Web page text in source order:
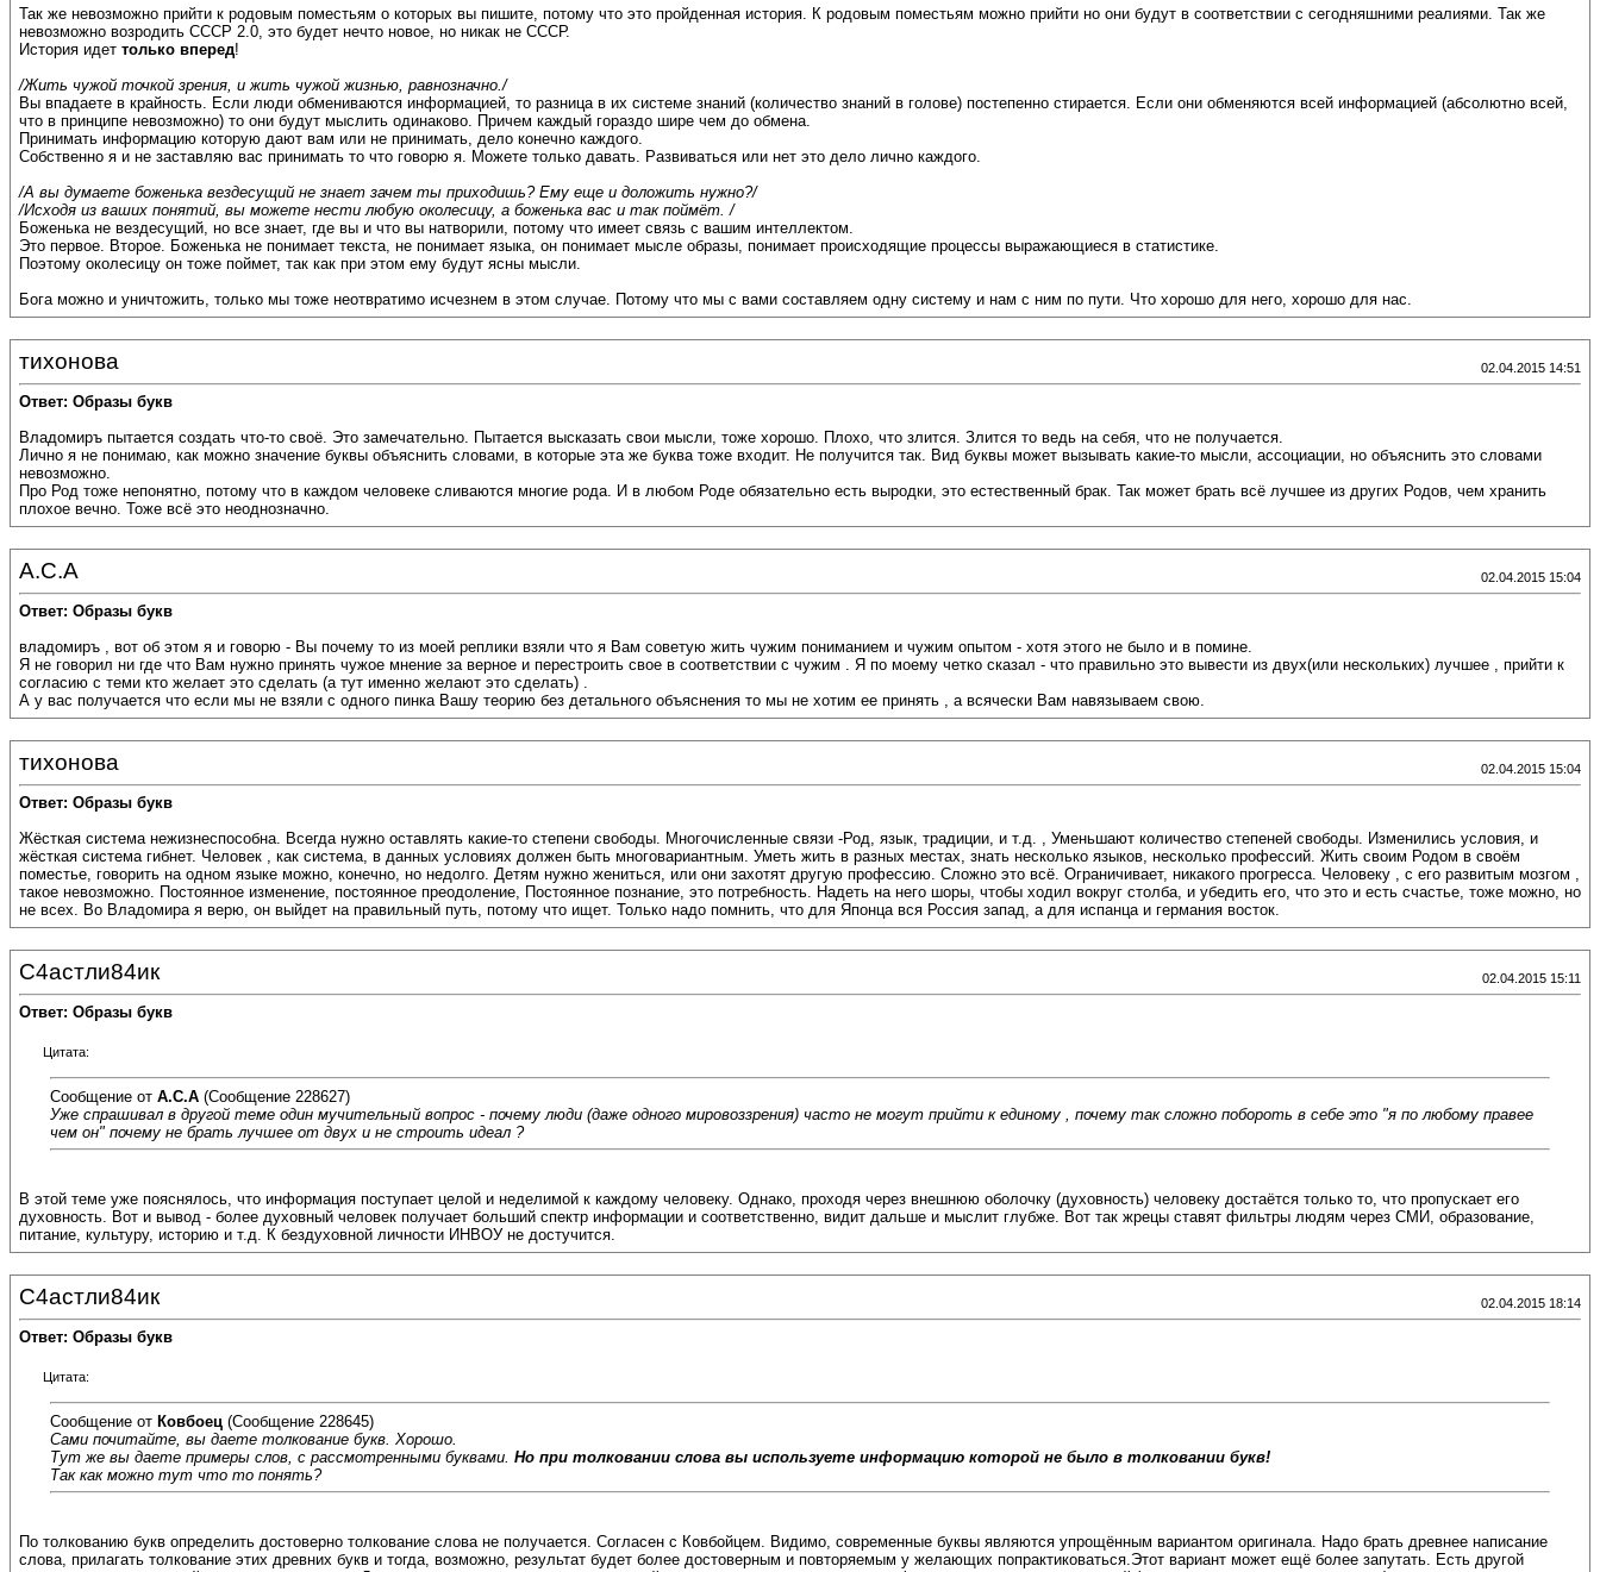
Так же невозможно прийти к родовым поместьям о которых вы пишите, потому что это пройденная история. К родовым поместьям можно прийти но они будут в соответствии с сегодняшними реалиями. Так же
невозможно возродить СССР 2.0, это будет нечто новое, но никак не СССР.
История идет только вперед!
/Жить чужой точкой зрения, и жить чужой жизнью, равнозначно./
Вы впадаете в крайность. Если люди обмениваются информацией, то разница в их системе знаний (количество знаний в голове) постепенно стирается. Если они обменяются всей информацией (абсолютно всей,
что в принципе невозможно) то они будут мыслить одинаково. Причем каждый гораздо шире чем до обмена.
Принимать информацию которую дают вам или не принимать, дело конечно каждого.
Собственно я и не заставляю вас принимать то что говорю я. Можете только давать. Развиваться или нет это дело лично каждого.
/А вы думаете боженька вездесущий не знает зачем ты приходишь? Ему еще и доложить нужно?/
/Исходя из ваших понятий, вы можете нести любую околесицу, а боженька вас и так поймёт. /
Боженька не вездесущий, но все знает, где вы и что вы натворили, потому что имеет связь с вашим интеллектом.
Это первое. Второе. Боженька не понимает текста, не понимает языка, он понимает мысле образы, понимает происходящие процессы выражающиеся в статистике.
Поэтому околесицу он тоже поймет, так как при этом ему будут ясны мысли.
Бога можно и уничтожить, только мы тоже неотвратимо исчезнем в этом случае. Потому что мы с вами составляем одну систему и нам с ним по пути. Что хорошо для него, хорошо для нас.
тихонова 02.04.2015 14:51
Ответ: Образы букв
Владомиръ пытается создать что-то своё. Это замечательно. Пытается высказать свои мысли, тоже хорошо. Плохо, что злится. Злится то ведь на себя, что не получается.
Лично я не понимаю, как можно значение буквы объяснить словами, в которые эта же буква тоже входит. Не получится так. Вид буквы может вызывать какие-то мысли, ассоциации, но объяснить это словами
невозможно.
Про Род тоже непонятно, потому что в каждом человеке сливаются многие рода. И в любом Роде обязательно есть выродки, это естественный брак. Так может брать всё лучшее из других Родов, чем хранить
плохое вечно. Тоже всё это неоднозначно.
А.С.А 02.04.2015 15:04
Ответ: Образы букв
владомиръ , вот об этом я и говорю - Вы почему то из моей реплики взяли что я Вам советую жить чужим пониманием и чужим опытом - хотя этого не было и в помине.
Я не говорил ни где что Вам нужно принять чужое мнение за верное и перестроить свое в соответствии с чужим . Я по моему четко сказал - что правильно это вывести из двух(или нескольких) лучшее , прийти к
согласию с теми кто желает это сделать (а тут именно желают это сделать) .
А у вас получается что если мы не взяли с одного пинка Вашу теорию без детального объяснения то мы не хотим ее принять , а всячески Вам навязываем свою.
тихонова 02.04.2015 15:04
Ответ: Образы букв
Жёсткая система нежизнеспособна. Всегда нужно оставлять какие-то степени свободы. Многочисленные связи -Род, язык, традиции, и т.д. , Уменьшают количество степеней свободы. Изменились условия, и
жёсткая система гибнет. Человек , как система, в данных условиях должен быть многовариантным. Уметь жить в разных местах, знать несколько языков, несколько профессий. Жить своим Родом в своём
поместье, говорить на одном языке можно, конечно, но недолго. Детям нужно жениться, или они захотят другую профессию. Сложно это всё. Ограничивает, никакого прогресса. Человеку , с его развитым мозгом ,
такое невозможно. Постоянное изменение, постоянное преодоление, Постоянное познание, это потребность. Надеть на него шоры, чтобы ходил вокруг столба, и убедить его, что это и есть счастье, тоже можно, но
не всех. Во Владомира я верю, он выйдет на правильный путь, потому что ищет. Только надо помнить, что для Японца вся Россия запад, а для испанца и германия восток.
С4астли84ик 02.04.2015 15:11
Ответ: Образы букв
Цитата:
Сообщение от А.С.А (Сообщение 228627)
Уже спрашивал в другой теме один мучительный вопрос - почему люди (даже одного мировоззрения) часто не могут прийти к единому , почему так сложно побороть в себе это "я по любому правее
чем он" почему не брать лучшее от двух и не строить идеал ?
В этой теме уже пояснялось, что информация поступает целой и неделимой к каждому человеку. Однако, проходя через внешнюю оболочку (духовность) человеку достаётся только то, что пропускает его
духовность. Вот и вывод - более духовный человек получает больший спектр информации и соответственно, видит дальше и мыслит глубже. Вот так жрецы ставят фильтры людям через СМИ, образование,
питание, культуру, историю и т.д. К бездуховной личности ИНВОУ не достучится.
С4астли84ик 02.04.2015 18:14
Ответ: Образы букв
Цитата:
Сообщение от Ковбоец (Сообщение 228645)
Сами почитайте, вы даете толкование букв. Хорошо.
Тут же вы даете примеры слов, с рассмотренными буквами. Но при толковании слова вы используете информацию которой не было в толковании букв!
Так как можно тут что то понять?
По толкованию букв определить достоверно толкование слова не получается. Согласен с Ковбойцем. Видимо, современные буквы являются упрощённым вариантом оригинала. Надо брать древнее написание
слова, прилагать толкование этих древних букв и тогда, возможно, результат будет более достоверным и повторяемым у желающих попрактиковаться.Этот вариант может ещё более запутать. Есть другой